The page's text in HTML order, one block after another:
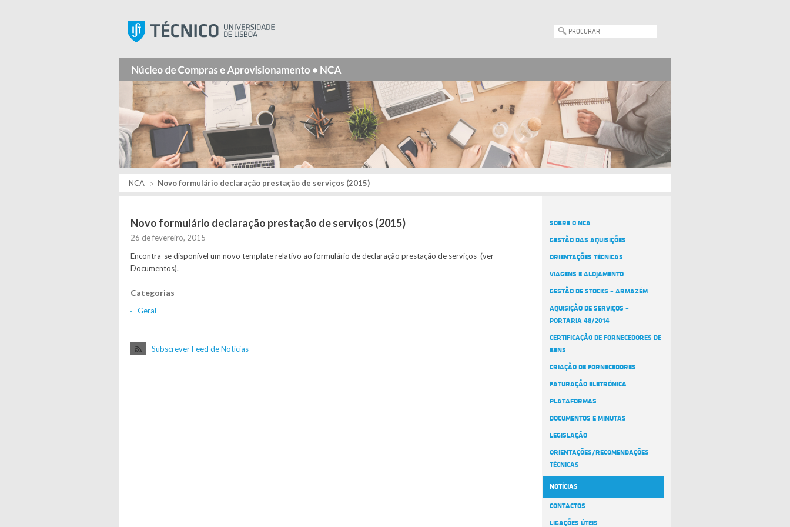
NCA Novo formulário declaração prestação de serviços (2015)
Novo formulário declaração prestação de serviços (2015)
26 de fevereiro, 2015
Encontra-se disponível um novo template relativo ao formulário de declaração prestação de serviços (ver
Documentos).
Categorias
Geral
Subscrever Feed de Notícias
SOBRE O NCA
GESTÃO DAS AQUISIÇÕES
ORIENTAÇÕES TÉCNICAS
VIAGENS E ALOJAMENTO
GESTÃO DE STOCKS – ARMAZÉM
AQUISIÇÃO DE SERVIÇOS –
PORTARIA 48/2014
CERTIFICAÇÃO DE FORNECEDORES DE
BENS
CRIAÇÃO DE FORNECEDORES
FATURAÇÃO ELETRÓNICA
PLATAFORMAS
DOCUMENTOS E MINUTAS
LEGISLAÇÃO
ORIENTAÇÕES/RECOMENDAÇÕES
TÉCNICAS
NOTÍCIAS
CONTACTOS
LIGAÇÕES ÚTEIS